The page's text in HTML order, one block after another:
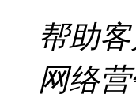
帮助
网络